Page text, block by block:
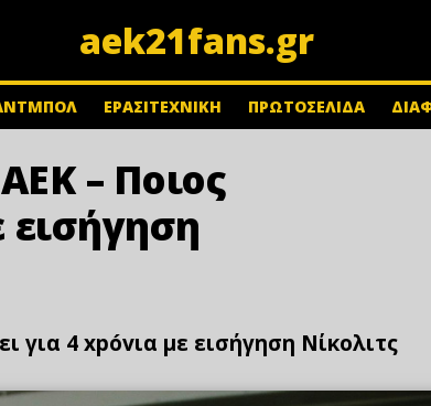
aek21fans.gr
ΕΡΑΣΙΤΕΧΝΙΚΗ ΠΡΩΤΟΣΕΛΙΔΑ
– Ποιος
εισήγηση
για 4 xpóvια με εισήγηση Νίκολιτς